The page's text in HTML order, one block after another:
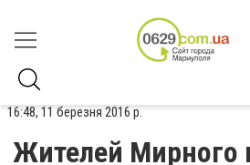
16:48, 11 березня 2016 р.
Жителей Мирного